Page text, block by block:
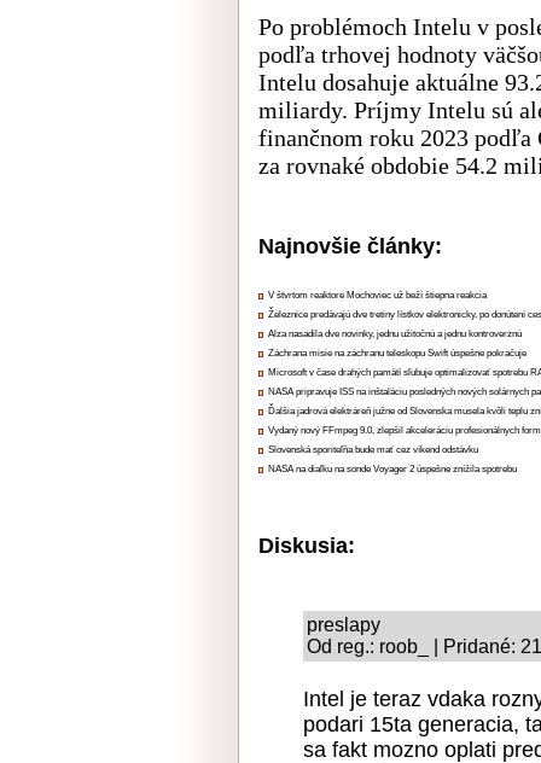
Po problémoch Intelu v
podľa trhovej hodnoty
Intelu dosahuje aktuálne
miliardy. Príjmy Intelu sú
finančnom roku 2023
za rovnaké obdobie 54.2
Najnovšie články:
V štvrtom reaktore Mochoviec už beží štiepna reakcia
Železnice predávajú dve tretiny lístkov elektronicky, po donútení
Alza nasadila dve novinky, jednu užitočnú a jednu kontroverznú
Záchrana misie na záchranu teleskopu Swift úspešne pokračuje
Microsoft v čase drahých pamätí sľubuje optimalizovať spotrebu
NASA pripravuje ISS na inštaláciu posledných nových solárnych
Ďalšia jadrová elektráreň južne od Slovenska musela kvôli teplu
Vydaný nový FFmpeg 9.0, zlepšil akceleráciu profesionálnych
Slovenská sporiteľňa bude mať cez víkend odstávku
NASA na diaľku na sonde Voyager 2 úspešne znížila spotrebu
Diskusia:
preslapy
Od reg.: roob_ | Pridané:
Intel je teraz vdaka
podari 15ta generacia,
sa fakt mozno oplati